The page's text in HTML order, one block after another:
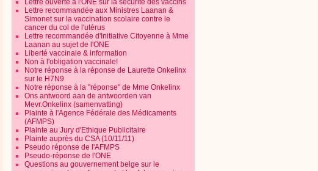
Lettre ouverte à l'ONE sur la sécurité des vaccins
Lettre recommandée aux Ministres Laanan &
Simonet sur la vaccination scolaire contre le
cancer du col de l'utérus
Lettre recommandée d'Initiative Citoyenne à Mme
Laanan au sujet de l'ONE
Liberté vaccinale & information
Non à l'obligation vaccinale!
Notre réponse à la réponse de Laurette Onkelinx
sur le H7N9
Notre réponse à la "réponse" de Mme Onkelinx
Ons antwoord aan de antwoorden van
Mevr.Onkelinx (samenvatting)
Plainte à l'Agence Fédérale des Médicaments
(AFMPS)
Plainte au Jury d'Ethique Publicitaire
Plainte auprès du CSA (10/11/11)
Pseudo réponse de l'AFMPS
Pseudo-réponse de l'ONE
Questions au gouvernement belge sur le